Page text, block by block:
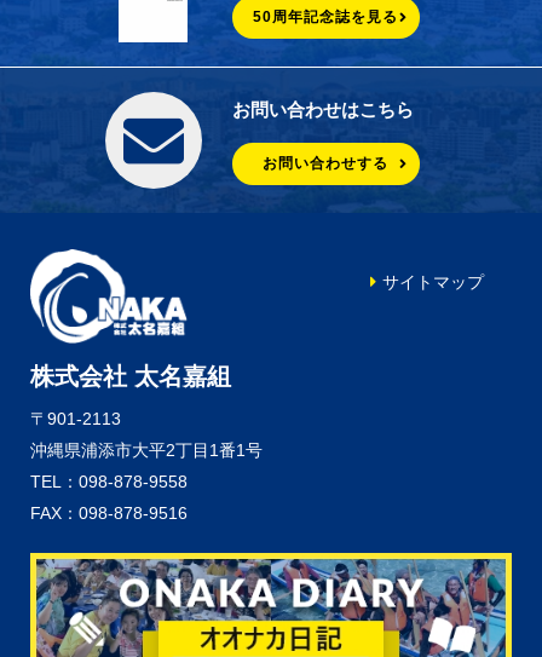
50周年記念誌を見る
お問い合わせはこちら
お問い合わせする
株式会社 太名嘉組
〒901-2113
沖縄県浦添市大平2丁目1番1号
TEL：098-878-9558
FAX：098-878-9516
サイトマップ